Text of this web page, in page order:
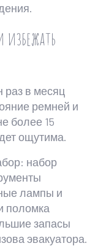
избежать
в месяц
ремней и
более 15
ощутима.
набор
лампы и
поломка
запасы
эвакуатора.